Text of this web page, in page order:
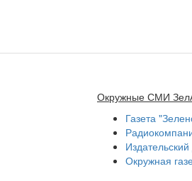
Окружные СМИ
Газета
Окружная